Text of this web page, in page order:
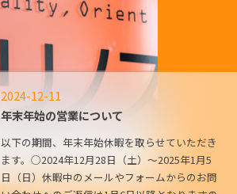
2024-12-11
年末年始の営業について
以下の期間、年末年始休暇を取らせていただき
ます。◯2024年12月28日（土）～2025年1月5
日（日）休暇中のメールやフォームからのお問